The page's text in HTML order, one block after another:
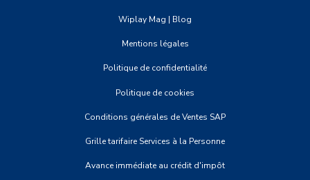
Wiplay Mag | Blog
Mentions légales
Politique de confidentialité
Politique de cookies
Conditions générales de Ventes SAP
Grille tarifaire Services à la Personne
Avance immédiate au crédit d'impôt